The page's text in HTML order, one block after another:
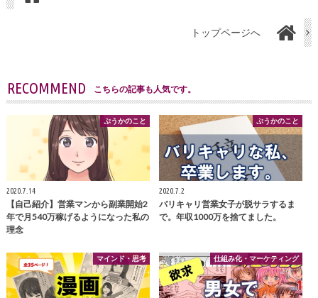
トップページへ
RECOMMEND こちらの記事も人気です。
ぷうかのこと
2020.7.14
【自己紹介】営業マンから副業開始2
年で月540万稼げるようになった私の
理念
ぷうかのこと
2020.7.2
バリキャリ営業女子が脱サラするま
で。年収1000万を捨てました。
マインド・思考 仕組み化・マーケティング